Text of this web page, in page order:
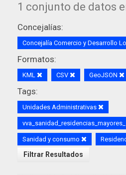
1 conjunto de datos
Concejalías:
Concejalía Comercio y Desarrollo
Formatos:
KML CSV GeoJSON
Tags:
Unidades Administrativas
Sanidad y consumo
Filtrar Resultados